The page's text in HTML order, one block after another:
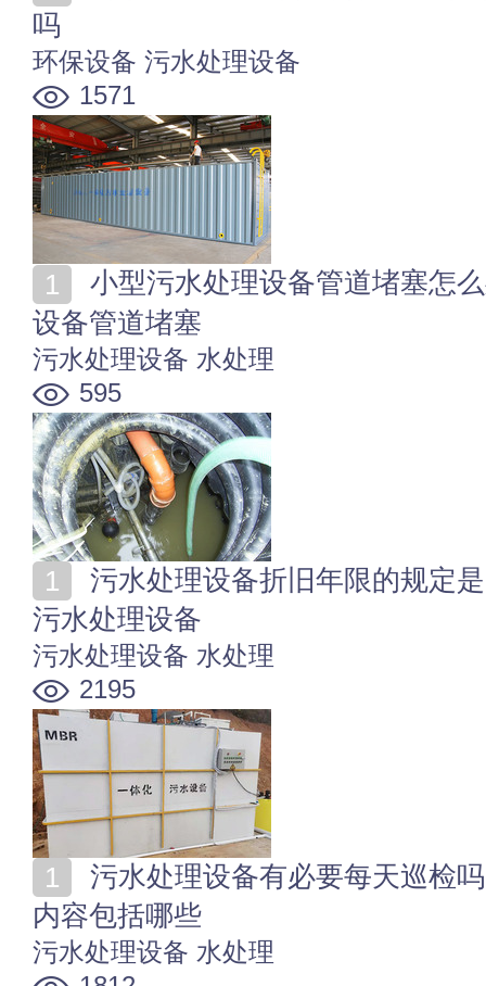
吗
环保设备 污水处理设备
1571
设备管道堵塞
污水处理设备 水处理
595
污水处理设备
污水处理设备 水处理
2195
内容包括哪些
污水处理设备 水处理